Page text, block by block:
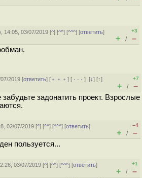
14:05, 03/07/2019 [^] [^^] [^^^] [ответить]
+3
+ / –
2019 [ответить] [ ﹢﹢﹢] [ · · ·][↓] [↑]
+7
+ / –
задонатить проект. Взрослые
02/07/2019 [^] [^^] [^^^] [ответить]
–4
+ / –
пользуется...
03/07/2019 [^] [^^] [^^^] [ответить]
+1
+ / –